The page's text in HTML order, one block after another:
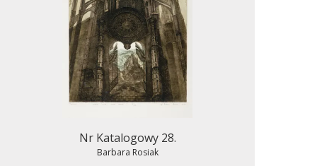
Nr Katalogowy 28.
Barbara Rosiak